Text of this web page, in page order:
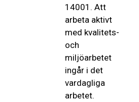
14001. Att
arbeta aktivt
med kvalitets-
och
miljöarbetet
ingår i det
vardagliga
arbetet.